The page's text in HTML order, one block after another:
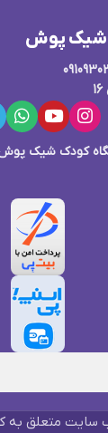
شیک پوش
کودک شیک
سایت متعلق